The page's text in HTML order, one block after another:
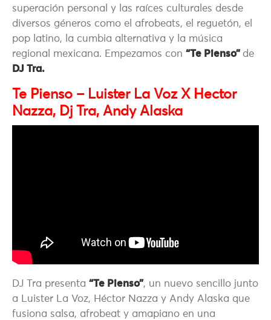
superación personal y las raíces culturales desde
diversos géneros como el afrobeats, el reguetón, el
pop latino, la cumbia alternativa y la música
regional mexicana. Empezamos con “Te Pienso” de
DJ Tra.
Te Pienso – Luister La Voz X Hector
Nazza, Dj Tra, Andy Alaska
DJ Tra presenta “Te Pienso”, un nuevo sencillo junto
a Luister La Voz, Héctor Nazza y Andy Alaska que
fusiona salsa, afrobeat y amapiano en una